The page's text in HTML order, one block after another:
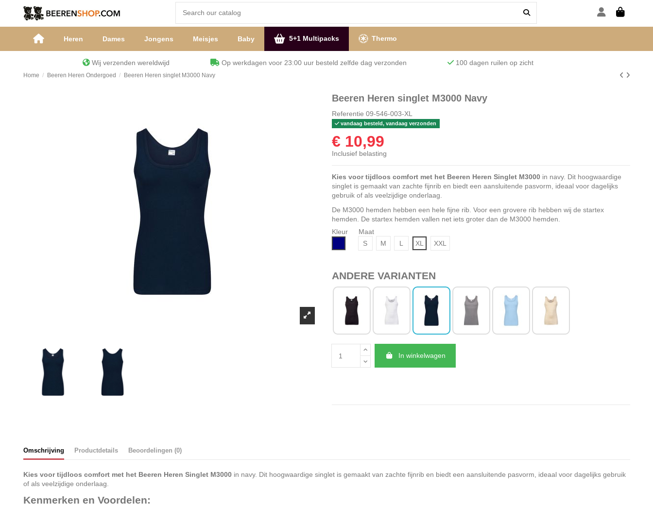
Heren Dames Jongens Meisjes Baby 5+1 Multipacks Thermo
Wij verzenden wereldwijd Op werkdagen voor 23:00 uur besteld zelfde dag verzonden 100 dagen ruilen op zicht
Home Beeren Heren Ondergoed Beeren Heren singlet M3000 Navy
Beeren Heren singlet M3000 Navy
Referentie 09-546-003-XL
vandaag besteld, vandaag verzonden
€ 10,99
Inclusief belasting
Kies voor tijdloos comfort met het Beeren Heren Singlet M3000in navy. Dit hoogwaardige
singlet is gemaakt van zachte fijnrib en biedt een aansluitende pasvorm, ideaal voor dagelijks
gebruik of als veelzijdige onderlaag.
De M3000 hemden hebben een hele fijne rib. Voor een grovere rib hebben wij de startex
hemden. De startex hemden vallen net iets groter dan de M3000 hemden.
Kleur
Maat
S
M L XL XXL
ANDERE VARIANTEN
In winkelwagen
Omschrijving Productdetails Beoordelingen (0)
Kies voor tijdloos comfort met het Beeren Heren Singlet M3000in navy. Dit hoogwaardige singlet is gemaakt van zachte fijnrib en biedt een aansluitende pasvorm, ideaal voor dagelijks gebruik
of als veelzijdige onderlaag.
Kenmerken en Voordelen: